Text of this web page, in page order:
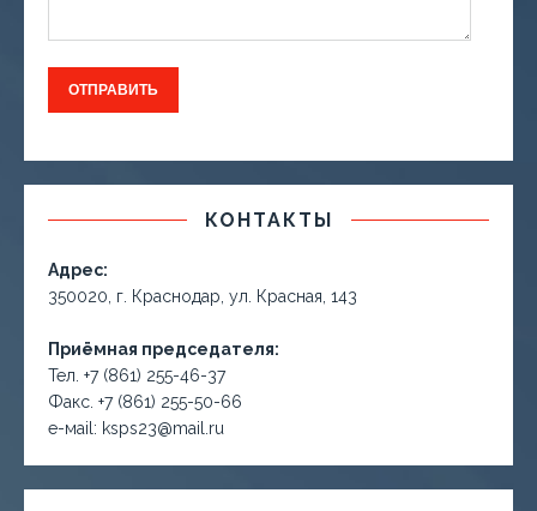
КОНТАКТЫ
Адрес:
350020, г. Краснодар, ул. Красная, 143
Приёмная председателя:
Тел. +7 (861) 255-46-37
Факс. +7 (861) 255-50-66
е-маil: ksps23@mail.ru